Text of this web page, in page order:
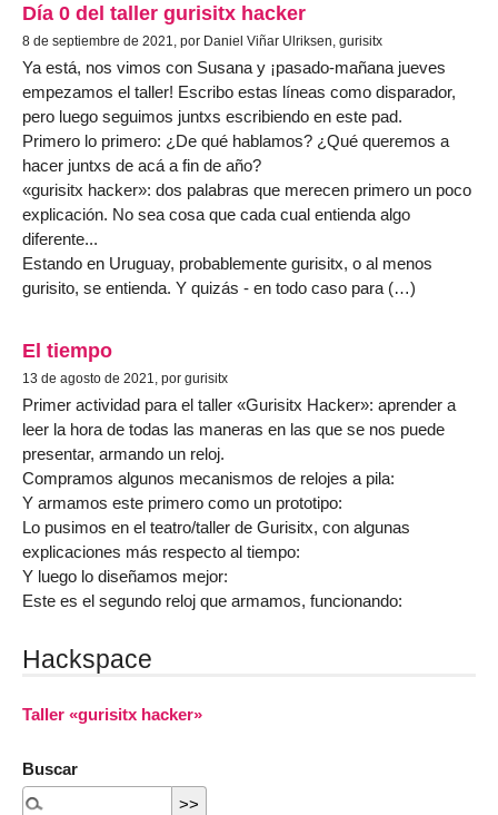
Día 0 del taller gurisitx hacker
8 de septiembre de 2021, por Daniel Viñar Ulriksen, gurisitx
Ya está, nos vimos con Susana y ¡pasado-mañana jueves
empezamos el taller! Escribo estas líneas como disparador,
pero luego seguimos juntxs escribiendo en este pad.
Primero lo primero: ¿De qué hablamos? ¿Qué queremos a
hacer juntxs de acá a fin de año?
«gurisitx hacker»: dos palabras que merecen primero un poco
explicación. No sea cosa que cada cual entienda algo
diferente...
Estando en Uruguay, probablemente gurisitx, o al menos
gurisito, se entienda. Y quizás - en todo caso para (…)
El tiempo
13 de agosto de 2021, por gurisitx
Primer actividad para el taller «Gurisitx Hacker»: aprender a
leer la hora de todas las maneras en las que se nos puede
presentar, armando un reloj.
Compramos algunos mecanismos de relojes a pila:
Y armamos este primero como un prototipo:
Lo pusimos en el teatro/taller de Gurisitx, con algunas
explicaciones más respecto al tiempo:
Y luego lo diseñamos mejor:
Este es el segundo reloj que armamos, funcionando:
Hackspace
Taller «gurisitx hacker»
Buscar